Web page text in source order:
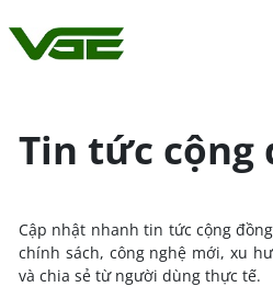
Tin tức cộng
Cập nhật nhanh tin tức cộng
chính sách, công nghệ mới, xu
và chia sẻ từ người dùng thực tế.